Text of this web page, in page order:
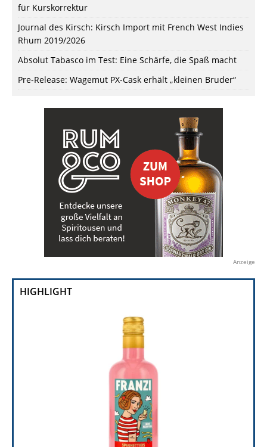
für Kurskorrektur
Journal des Kirsch: Kirsch Import mit French West Indies
Rhum 2019/2026
Absolut Tabasco im Test: Eine Schärfe, die Spaß macht
Pre-Release: Wagemut PX-Cask erhält „kleinen Bruder“
Anzeige
HIGHLIGHT